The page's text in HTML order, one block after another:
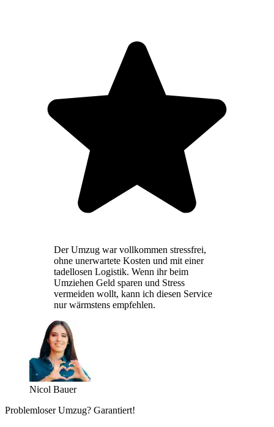
Der Umzug war vollkommen stressfrei,
ohne unerwartete Kosten und mit einer
tadellosen Logistik. Wenn ihr beim
Umziehen Geld sparen und Stress
vermeiden wollt, kann ich diesen Service
nur wärmstens empfehlen.
Nicol Bauer
Problemloser Umzug? Garantiert!